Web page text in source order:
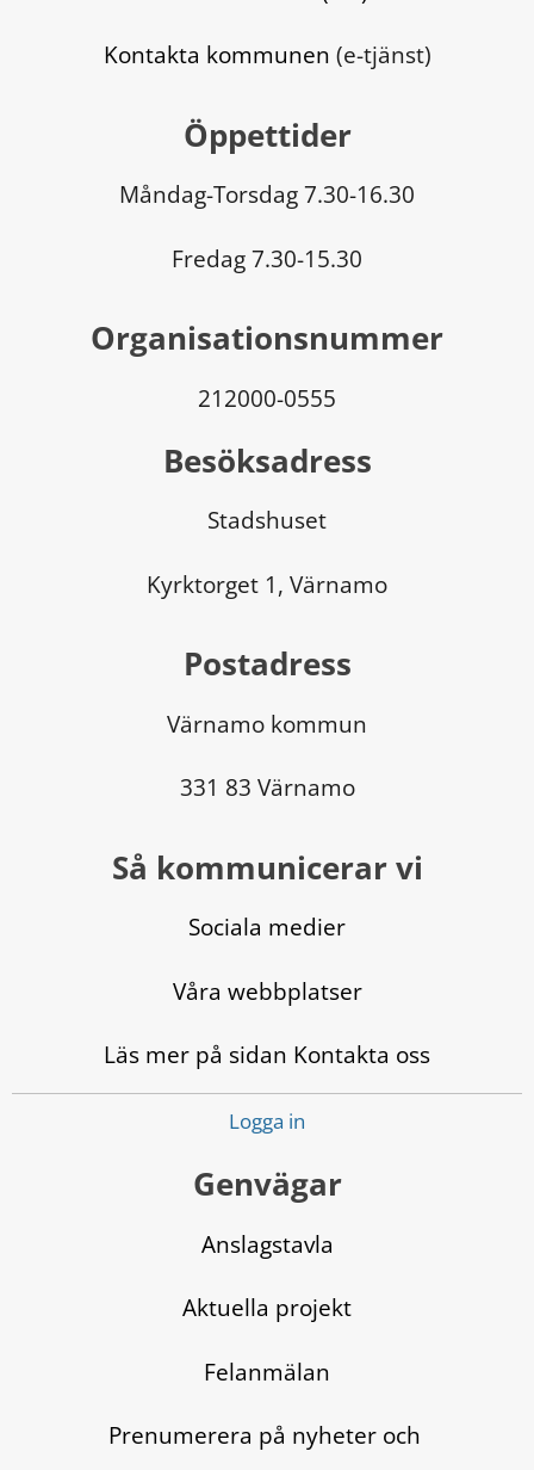
Kontakta kommunen (e-tjänst)
Öppettider
Måndag-Torsdag 7.30-16.30
Fredag 7.30-15.30
Organisationsnummer
212000-0555
Besöksadress
Stadshuset
Kyrktorget 1, Värnamo
Postadress
Värnamo kommun
331 83 Värnamo
Så kommunicerar vi
Sociala medier
Våra webbplatser
Läs mer på sidan Kontakta oss
Logga in
Genvägar
Anslagstavla
Aktuella projekt
Felanmälan
Prenumerera på nyheter och